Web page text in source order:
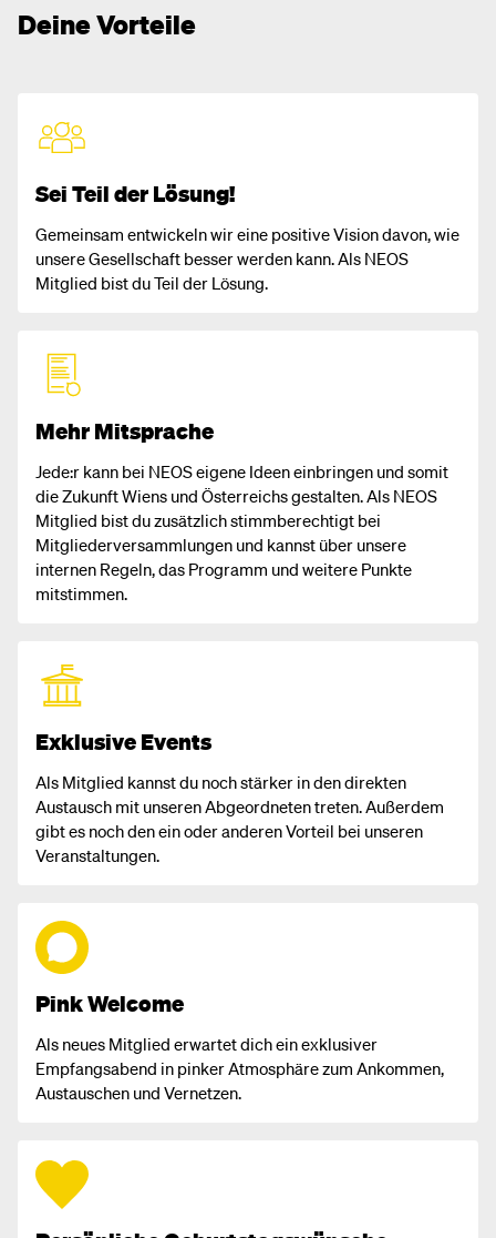
Deine Vorteile
Sei Teil der Lösung!
Gemeinsam entwickeln wir eine positive Vision davon, wie
unsere Gesellschaft besser werden kann. Als NEOS
Mitglied bist du Teil der Lösung.
Mehr Mitsprache
Jede:r kann bei NEOS eigene Ideen einbringen und somit
die Zukunft Wiens und Österreichs gestalten. Als NEOS
Mitglied bist du zusätzlich stimmberechtigt bei
Mitgliederversammlungen und kannst über unsere
internen Regeln, das Programm und weitere Punkte
mitstimmen.
Exklusive Events
Als Mitglied kannst du noch stärker in den direkten
Austausch mit unseren Abgeordneten treten. Außerdem
gibt es noch den ein oder anderen Vorteil bei unseren
Veranstaltungen.
Pink Welcome
Als neues Mitglied erwartet dich ein exklusiver
Empfangsabend in pinker Atmosphäre zum Ankommen,
Austauschen und Vernetzen.